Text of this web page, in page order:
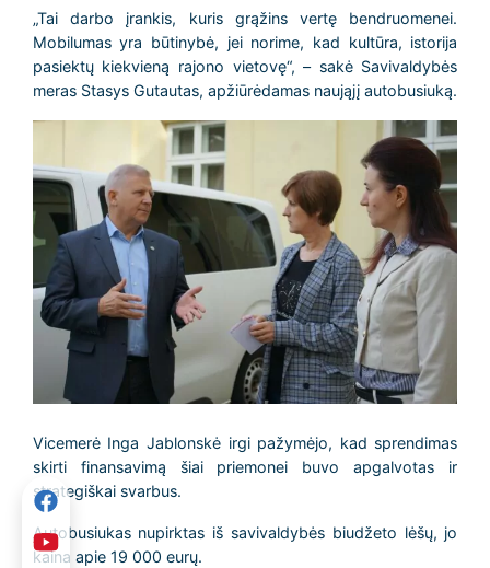
„Tai darbo įrankis, kuris grąžins vertę bendruomenei.
Mobilumas yra būtinybė, jei norime, kad kultūra, istorija
pasiektų kiekvieną rajono vietovę“, – sakė Savivaldybės
meras Stasys Gutautas, apžiūrėdamas naująjį autobusiuką.
Vicemerė Inga Jablonskė irgi pažymėjo, kad sprendimas
skirti finansavimą šiai priemonei buvo apgalvotas ir
strategiškai svarbus.
Autobusiukas nupirktas iš savivaldybės biudžeto lėšų, jo
kaina apie 19 000 eurų.